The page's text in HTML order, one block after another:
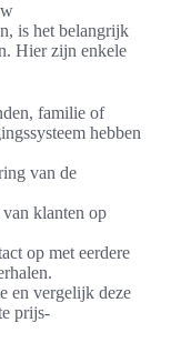
is het belangrijk
Hier zijn enkele
familie of
hebben
van de
klanten op
op met eerdere
en vergelijk deze
prijs-